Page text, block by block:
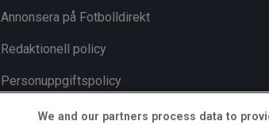
Annonsera på Fotbolldirekt
Redaktionell policy
Personuppgiftspolicy
Cookiepolicy
We and our partners process data to